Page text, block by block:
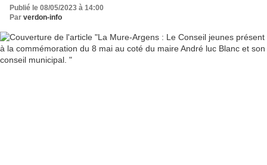
Publié le 08/05/2023 à 14:00
Par verdon-info